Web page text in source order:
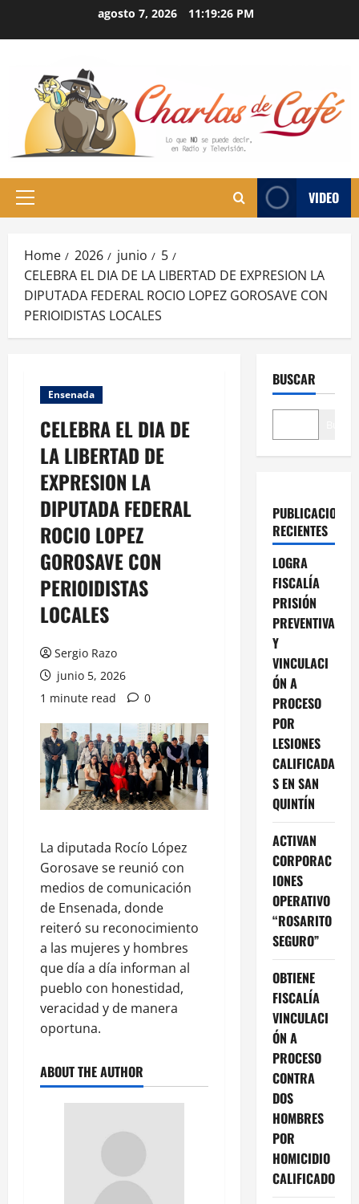
agosto 7, 2026 11:19:27 PM
Primary
VIDEO
Home 2026 junio
5
CELEBRA EL DIA DE LA LIBERTAD DE EXPRESION LA
DIPUTADA FEDERAL ROCIO LOPEZ GOROSAVE CON
PERIOIDISTAS LOCALES
Ensenada
CELEBRA EL DIA DE
LA LIBERTAD DE
EXPRESION LA
DIPUTADA FEDERAL
ROCIO LOPEZ
GOROSAVE CON
PERIOIDISTAS
LOCALES
Sergio Razo
junio 5, 2026
1 minute read
0
La diputada Rocío López
Gorosave se reunió con
medios de comunicación
de Ensenada, donde
reiteró su reconocimiento
a las mujeres y hombres
que día a día informan al
pueblo con honestidad,
veracidad y de manera
oportuna.
ABOUT THE AUTHOR
BUSCAR
PUBLICACIONES
RECIENTES
LOGRA
FISCALÍA
PRISIÓN
PREVENTIVA
Y
VINCULACI
ÓN A
PROCESO
POR
LESIONES
CALIFICADA
S EN SAN
QUINTÍN
ACTIVAN
CORPORAC
IONES
OPERATIVO
“ROSARITO
SEGURO”
OBTIENE
FISCALÍA
VINCULACI
ÓN A
PROCESO
CONTRA
DOS
HOMBRES
POR
HOMICIDIO
CALIFICADO